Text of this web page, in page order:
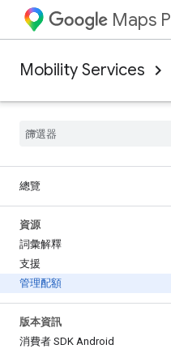
Maps
Mobility Services
總覽
資源
詞彙解釋
支援
管理配額
版本資訊
消費者 SDK Android